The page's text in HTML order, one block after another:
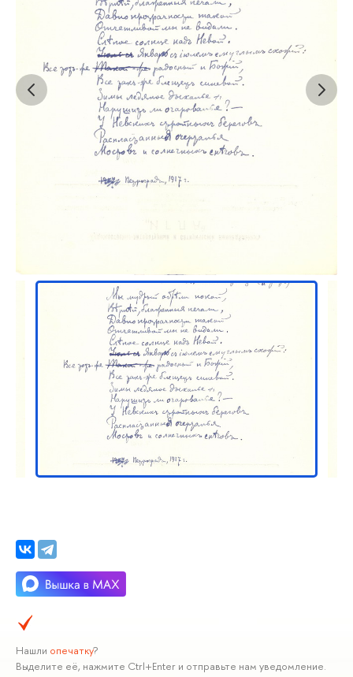
Нашли опечатку?
Выделите её, нажмите Ctrl+Enter и отправьте нам уведомление.